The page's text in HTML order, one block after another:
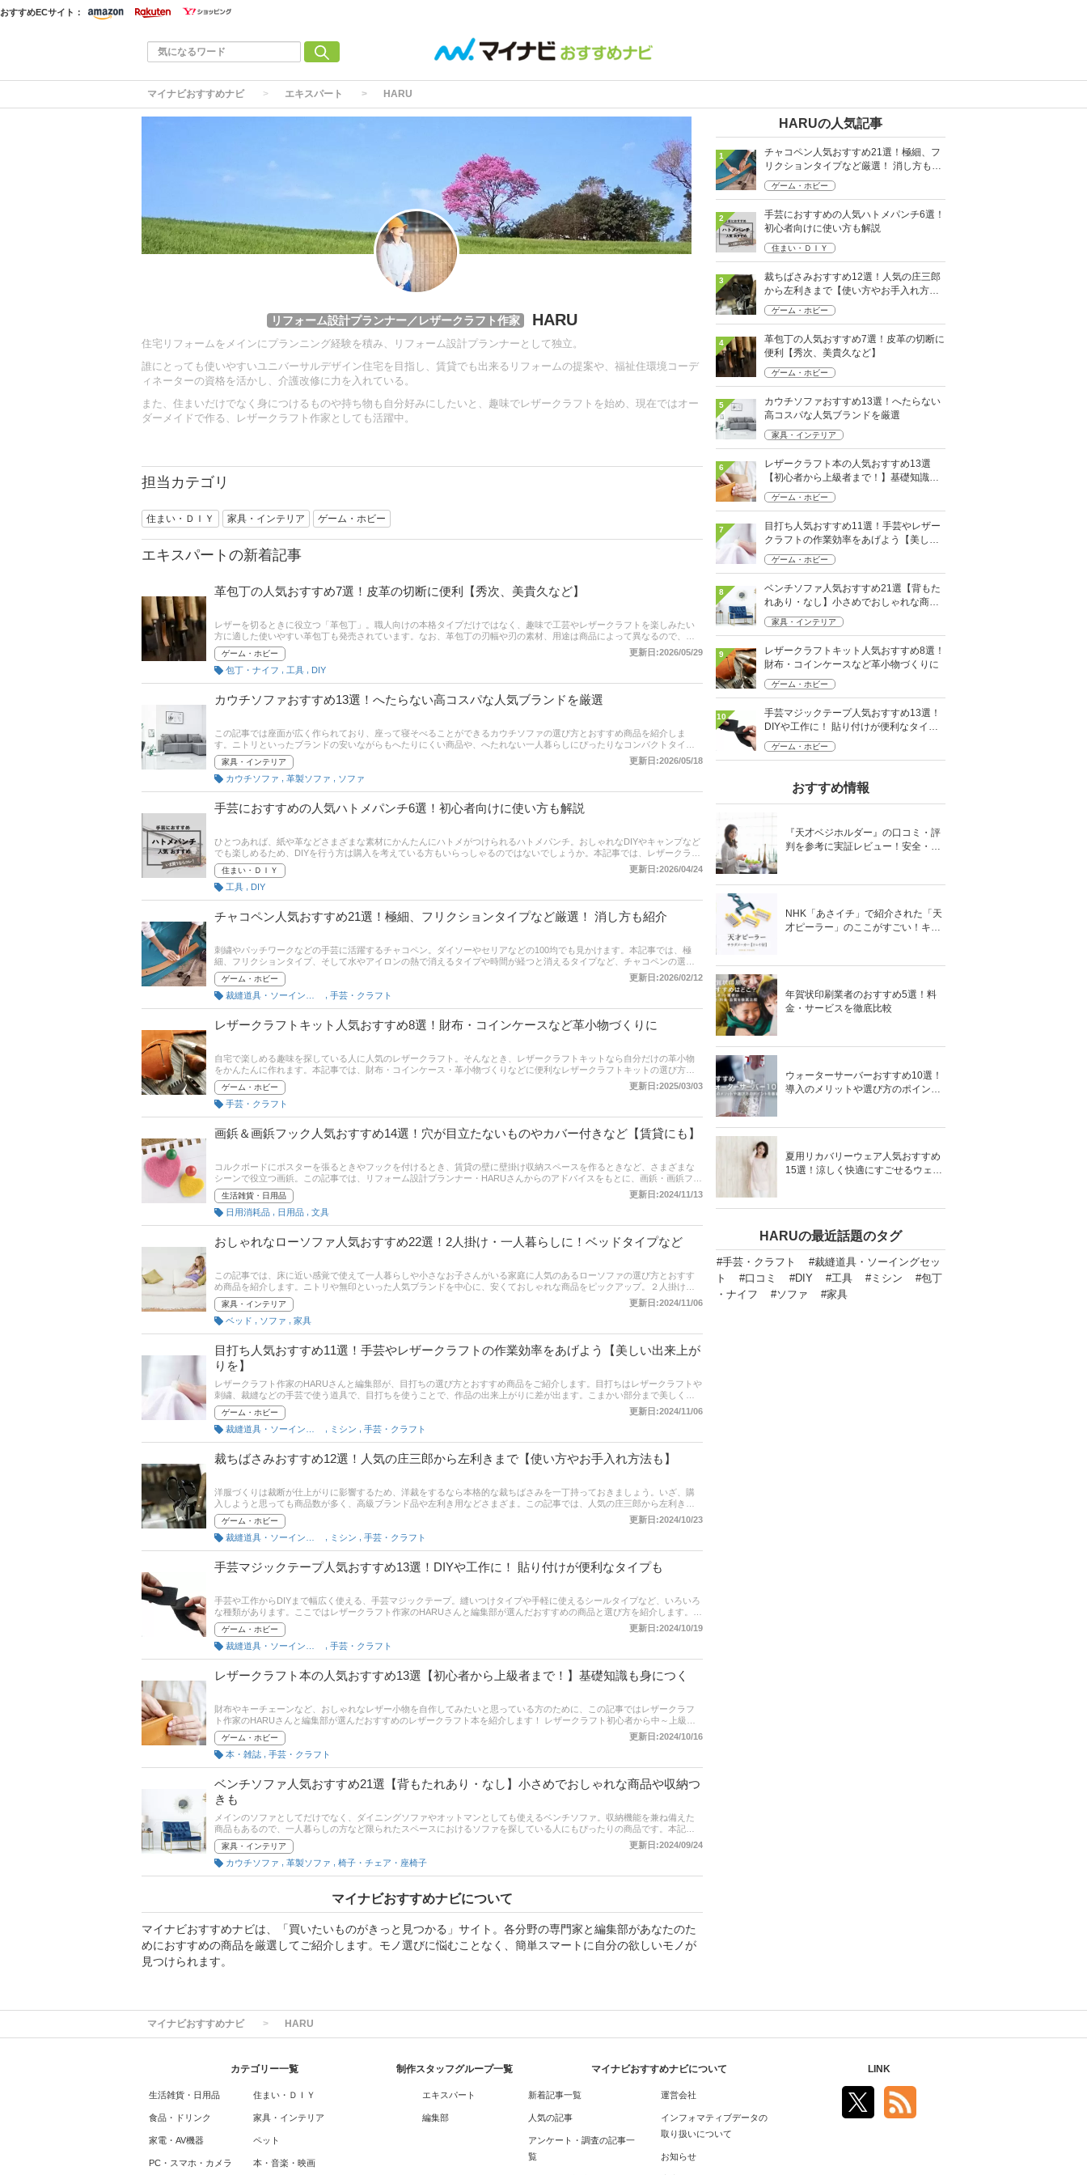
おすすめECサイト：
マイナビおすすめナビ エキスパート HARU
リフォーム設計プランナー／レザークラフト作家 HARU
住宅リフォームをメインにプランニング経験を積み、リフォーム設計プランナーとして独立。
誰にとっても使いやすいユニバーサルデザイン住宅を目指し、賃貸でも出来るリフォームの提案や、福祉住環境コーデ
ィネーターの資格を活かし、介護改修に力を入れている。
また、住まいだけでなく身につけるものや持ち物も自分好みにしたいと、趣味でレザークラフトを始め、現在ではオー
ダーメイドで作る、レザークラフト作家としても活躍中。
担当カテゴリ
住まい・ＤＩＹ 家具・インテリア ゲーム・ホビー
エキスパートの新着記事
革包丁の人気おすすめ7選！皮革の切断に便利【秀次、美貴久など】
レザーを切るときに役立つ「革包丁」。職人向けの本格タイプだけではなく、趣味で工芸やレザークラフトを楽しみたい
方に適した使いやすい革包丁も発売されています。なお、革包丁の刃幅や刃の素材、用途は商品によって異なるので、選
び方を覚えておくと便利です。この記事では、レザークラフト作家・HARUさんと編集部が、革包丁の選び方、おすすめ商
品をご紹介します。
ゲーム・ホビー
更新日:2026/05/29
包丁・ナイフ
工具 DIY
カウチソファおすすめ13選！へたらない高コスパな人気ブランドを厳選
この記事では座面が広く作られており、座って寝そべることができるカウチソファの選び方とおすすめ商品を紹介しま
す。ニトリといったブランドの安いながらもへたりにくい商品や、へたれない一人暮らしにぴったりなコンパクトタイ
プ、おしゃれなレザー製などをピックアップ。後半には、比較一覧表や通販サイトの最新人気ランキングもあるので、売
れ筋や口コミとあわせてチェックしてみてください。
家具・インテリア
更新日:2026/05/18
カウチソファ
革製ソファ ソファ
手芸におすすめの人気ハトメパンチ6選！初心者向けに使い方も解説
ひとつあれば、紙や革などさまざまな素材にかんたんにハトメがつけられるハトメパンチ。おしゃれなDIYやキャンプなど
でも楽しめるため、DIYを行う方は購入を考えている方もいらっしゃるのではないでしょうか。本記事では、レザークラフ
ト作家のHARUさん監修のもと、ハトメパンチの基礎知識や使い方、選ぶポイント、そして、おすすめ商品をご紹介。両面
タイプやお得なセット商品までピックアップしています。初心者向けに基礎知識からしっかり解説しているので、ぜひ参
考にしてくださいね。
住まい・ＤＩＹ
更新日:2026/04/24
工具
DIY
チャコペン人気おすすめ21選！極細、フリクションタイプなど厳選！ 消し方も紹介
刺繍やパッチワークなどの手芸に活躍するチャコペン。ダイソーやセリアなどの100均でも見かけます。本記事では、極
細、フリクションタイプ、そして水やアイロンの熱で消えるタイプや時間が経つと消えるタイプなど、チャコペンの選び
方とおすすめ商品をご紹介します。ユーザーの口コミにも注目です。通販サイトの人気ランキングもありますので、売れ
筋や口コミをチェックしてみてください。
ゲーム・ホビー
更新日:2026/02/12
手芸・クラフト
レザークラフトキット人気おすすめ8選！財布・コインケースなど革小物づくりに
自宅で楽しめる趣味を探している人に人気のレザークラフト。そんなとき、レザークラフトキットなら自分だけの革小物
をかんたんに作れます。本記事では、財布・コインケース・革小物づくりなどに便利なレザークラフトキットの選び方と
おすすめ商品をご紹介します。記事の後半には、レザークラフトを作る際に揃えておいた方がいい道具も解説しています
ので、ぜひチェックしてください！
ゲーム・ホビー
更新日:2025/03/03
手芸・クラフト
画鋲＆画鋲フック人気おすすめ14選！穴が目立たないものやカバー付きなど【賃貸にも】
コルクボードにポスターを張るときやフックを付けるとき、賃貸の壁に壁掛け収納スペースを作るときなど、さまざまな
シーンで役立つ画鋲。この記事では、リフォーム設計プランナー・HARUさんからのアドバイスをもとに、画鋲・画鋲フッ
クの選び方やおすすめ商品をご紹介します。穴が目立たないタイプ、安全に使えるカバー付き、耐荷重5kg以上の画鋲フッ
クなど、幅広く厳選しました。さらに記事後半では、通販サイトの人気売れ筋ランキングもチェックできます。気になる
方は、ぜひ最後までご覧ください。
生活雑貨・日用品
更新日:2024/11/13
日用消耗品
日用品 文具
おしゃれなローソファ人気おすすめ22選！2人掛け・一人暮らしに！ベッドタイプなど
この記事では、床に近い感覚で使えて一人暮らしや小さなお子さんがいる家庭に人気のあるローソファの選び方とおすす
め商品を紹介します。ニトリや無印といった人気ブランドを中心に、安くておしゃれな商品をピックアップ。２人掛けや
ベッドタイプ、ハイバックなども！通販サイトの人気ランキングのほか、ユーザーが「買ってよかった」とイチオシする
商品も口コミ付きで掲載するので、ぜひ参考にしてくださいね。
家具・インテリア
更新日:2024/11/06
ベッド
ソファ 家具
目打ち人気おすすめ11選！手芸やレザークラフトの作業効率をあげよう【美しい出来上が
りを】
レザークラフト作家のHARUさんと編集部が、目打ちの選び方とおすすめ商品をご紹介します。目打ちはレザークラフトや
刺繍、裁縫などの手芸で使う道具で、目打ちを使うことで、作品の出来上がりに差が出ます。こまかい部分まで美しく仕
上げたい人は、ぜひ一度使ってみましょう。
ゲーム・ホビー
更新日:2024/11/06
ミシン 手芸・クラフト
裁ちばさみおすすめ12選！人気の庄三郎から左利きまで【使い方やお手入れ方法も】
洋服づくりは裁断が仕上がりに影響するため、洋裁をするなら本格的な裁ちばさみを一丁持っておきましょう。いざ、購
入しようと思っても商品数が多く、高級ブランド品や左利き用などさまざま。この記事では、人気の庄三郎から左利きま
で、裁ちばさみの選び方とおすすめ商品、使い方やお手入れ方法もご紹介します。記事後半には、通販サイトの最新人気
ランキングもありますのでので、売れ筋や口コミを確認してみよう。
ゲーム・ホビー
更新日:2024/10/23
ミシン 手芸・クラフト
手芸マジックテープ人気おすすめ13選！DIYや工作に！ 貼り付けが便利なタイプも
手芸や工作からDIYまで幅広く使える、手芸マジックテープ。縫いつけタイプや手軽に使えるシールタイプなど、いろいろ
な種類があります。ここではレザークラフト作家のHARUさんと編集部が選んだおすすめの商品と選び方を紹介します。記
事の最後には、amazonなど通販サイトの最新人気ランキングも載せているので、売れ筋や口コミもあわせてチェックして
みてください。
ゲーム・ホビー
更新日:2024/10/19
手芸・クラフト
レザークラフト本の人気おすすめ13選【初心者から上級者まで！】基礎知識も身につく
財布やキーチェーンなど、おしゃれなレザー小物を自作してみたいと思っている方のために、この記事ではレザークラフ
ト作家のHARUさんと編集部が選んだおすすめのレザークラフト本を紹介します！ レザークラフト初心者から中～上級者
も楽しめる商品も幅広く紹介するので、ぜひチェックしてくださいね！
ゲーム・ホビー
更新日:2024/10/16
本・雑誌
手芸・クラフト
ベンチソファ人気おすすめ21選【背もたれあり・なし】小さめでおしゃれな商品や収納つ
きも
メインのソファとしてだけでなく、ダイニングソファやオットマンとしても使えるベンチソファ。収納機能を兼ね備えた
商品もあるので、一人暮らしの方など限られたスペースにおけるソファを探している人にもぴったりの商品です。本記事
では、ベンチソファの選び方とおすすめ商品をご紹介。背もたれあり・背もたれなしのタイプや、おしゃれな小さめタイ
プ、人気のニトリの商品など厳選しました。ぜひ、チェックしてみてくださいね。
家具・インテリア
更新日:2024/09/24
カウチソファ
革製ソファ 椅子・チェア・座椅子
マイナビおすすめナビについて
マイナビおすすめナビは、「買いたいものがきっと見つかる」サイト。各分野の専門家と編集部があなたのた
めにおすすめの商品を厳選してご紹介します。モノ選びに悩むことなく、簡単スマートに自分の欲しいモノが
見つけられます。
HARUの人気記事
1
チャコペン人気おすすめ21選！極細、フ
リクションタイプなど厳選！ 消し方も紹
介
ゲーム・ホビー
2
手芸におすすめの人気ハトメパンチ6選！
初心者向けに使い方も解説
住まい・ＤＩＹ
3
裁ちばさみおすすめ12選！人気の庄三郎
から左利きまで【使い方やお手入れ方法
も】
ゲーム・ホビー
4
革包丁の人気おすすめ7選！皮革の切断に
便利【秀次、美貴久など】
ゲーム・ホビー
5
カウチソファおすすめ13選！へたらない
高コスパな人気ブランドを厳選
家具・インテリア
6
レザークラフト本の人気おすすめ13選
【初心者から上級者まで！】基礎知識も
身につく
ゲーム・ホビー
7
目打ち人気おすすめ11選！手芸やレザー
クラフトの作業効率をあげよう【美しい
出来上がりを】
ゲーム・ホビー
8
ベンチソファ人気おすすめ21選【背もた
れあり・なし】小さめでおしゃれな商品
や収納つきも
家具・インテリア
9
レザークラフトキット人気おすすめ8選！
財布・コインケースなど革小物づくりに
ゲーム・ホビー
10
手芸マジックテープ人気おすすめ13選！
DIYや工作に！ 貼り付けが便利なタイプ
も
ゲーム・ホビー
おすすめ情報
『天才ベジホルダー』の口コミ・評
判を参考に実証レビュー！安全・時
NHK「あさイチ」で紹介された「天
才ピーラー」のここがすごい！キャ
年賀状印刷業者のおすすめ5選！料
金・サービスを徹底比較
ウォーターサーバーおすすめ10選！
導入のメリットや選び方のポイント
夏用リカバリーウェア人気おすすめ
15選！涼しく快適にすごせるウェア
HARUの最近話題のタグ
#手芸・クラフト
#裁縫道具・ソーイングセッ
ト
#口コミ #DIY #工具 #ミシン
#包丁
・ナイフ
#ソファ #家具
マイナビおすすめナビ HARU
カテゴリー一覧
生活雑貨・日用品
食品・ドリンク
家電・AV機器
PC・スマホ・カメラ
住まい・ＤＩＹ
家具・インテリア
ペット
本・音楽・映画
制作スタッフグループ一覧
エキスパート
編集部
マイナビおすすめナビについて
新着記事一覧
人気の記事
アンケート・調査の記事一
覧
運営会社
インフォマティブデータの
取り扱いについて
お知らせ
LINK